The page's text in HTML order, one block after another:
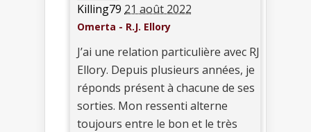
Killing79 21 août 2022
Omerta - R.J. Ellory
J’ai une relation particulière avec RJ
Ellory. Depuis plusieurs années, je
réponds présent à chacune de ses
sorties. Mon ressenti alterne
toujours entre le bon et le très